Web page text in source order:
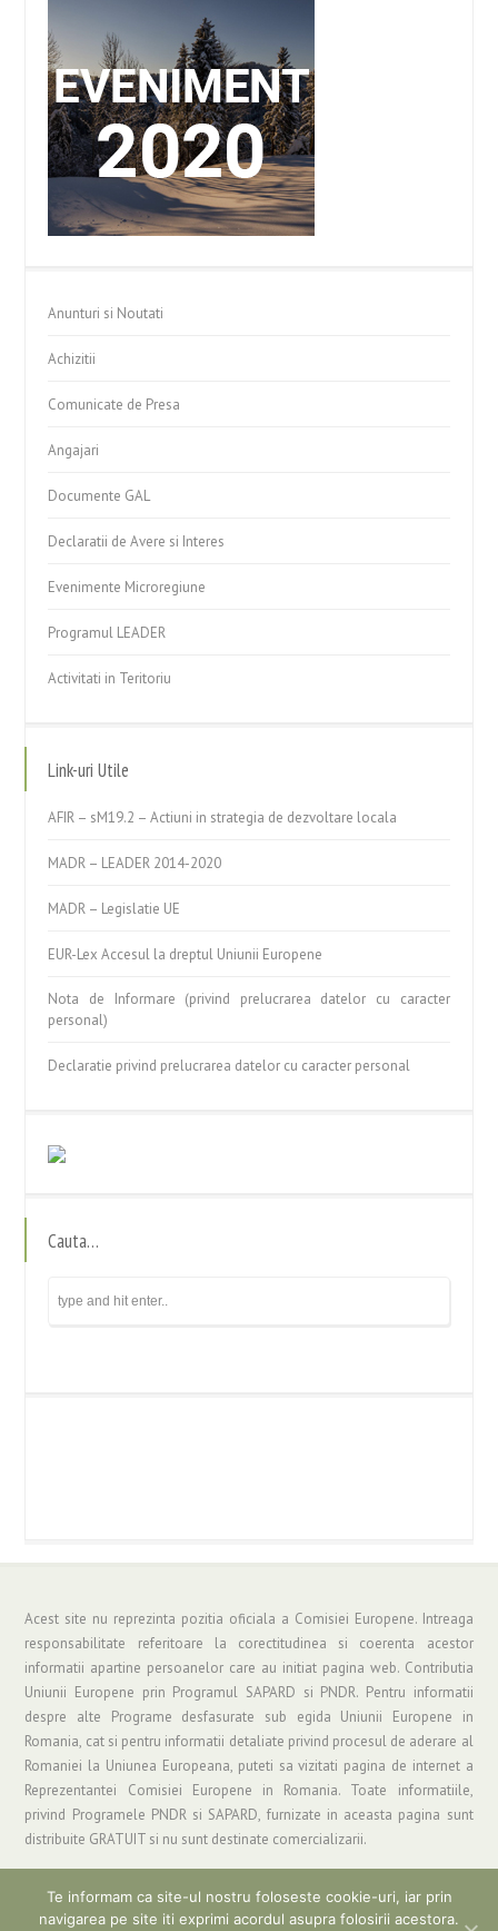
Anunturi si Noutati
Achizitii
Comunicate de Presa
Angajari
Documente GAL
Declaratii de Avere si Interes
Evenimente Microregiune
Programul LEADER
Activitati in Teritoriu
Link-uri Utile
AFIR – sM19.2 – Actiuni in strategia de dezvoltare locala
MADR – LEADER 2014-2020
MADR – Legislatie UE
EUR-Lex Accesul la dreptul Uniunii Europene
Nota de Informare (privind prelucrarea datelor cu caracter
personal)
Declaratie privind prelucrarea datelor cu caracter personal
Cauta…
Acest site nu reprezinta pozitia oficiala a Comisiei Europene. Intreaga
responsabilitate referitoare la corectitudinea si coerenta acestor
informatii apartine persoanelor care au initiat pagina web. Contributia
Uniunii Europene prin Programul SAPARD si PNDR. Pentru informatii
despre alte Programe desfasurate sub egida Uniunii Europene in
Romania, cat si pentru informatii detaliate privind procesul de aderare al
Romaniei la Uniunea Europeana, puteti sa vizitati pagina de internet a
Reprezentantei Comisiei Europene in Romania. Toate informatiile,
privind Programele PNDR si SAPARD, furnizate in aceasta pagina sunt
distribuite GRATUIT si nu sunt destinate comercializarii.
Copyright © 2019 Asociatia "Grup de Actiune Locala Parang" | Informatii si
Te informam ca site-ul nostru foloseste cookie-uri, iar prin
navigarea pe site iti exprimi acordul asupra folosirii acestora.